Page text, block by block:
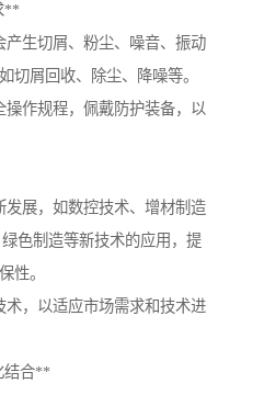
**
生切屑、粉尘、噪音、振动
切屑回收、除尘、降噪等。
作规程，佩戴防护装备，以
展，如数控技术、增材制造
绿色制造等新技术的应用，提
性。
，以适应市场需求和技术进
结合**